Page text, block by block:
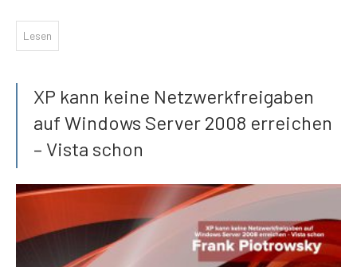
Lesen
XP kann keine Netzwerkfreigaben
auf Windows Server 2008 erreichen
– Vista schon